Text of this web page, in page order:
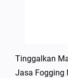
Tinggalkan
Jasa Fogging